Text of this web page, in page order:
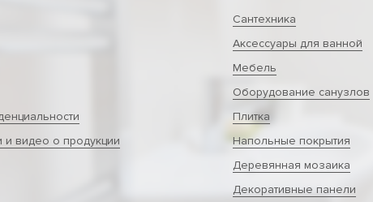
и видео о продукции
Сантехника
Аксессуары для ванной
Мебель
Оборудование санузлов
Плитка
Напольные покрытия
Деревянная мозаика
Декоративные панели